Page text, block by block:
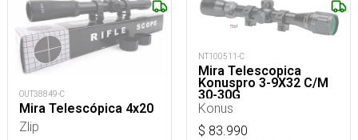
OUT38849-C
Mira Telescópica 4x20
Zlip
NT100511-C
Mira Telescopica
Konuspro 3-9X32 C/M
30-30G
Konus
$ 83.990